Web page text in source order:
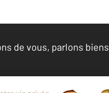
de vous, parlons biens